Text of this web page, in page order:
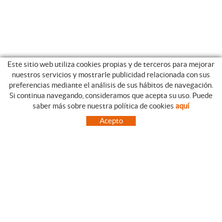
CATEGORIAS GUIA DE COMPRA
CONDICIONES DE COMPRA
PAGO
Este sitio web utiliza cookies propias y de terceros para mejorar
nuestros servicios y mostrarle publicidad relacionada con sus
preferencias mediante el análisis de sus hábitos de navegación.
Si continua navegando, consideramos que acepta su uso. Puede
saber más sobre nuestra política de cookies aquí
Acepto